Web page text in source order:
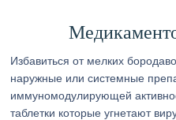
Избавиться от мелких
наружные или системные
иммуномодулирующей
таблетки которые угнетают